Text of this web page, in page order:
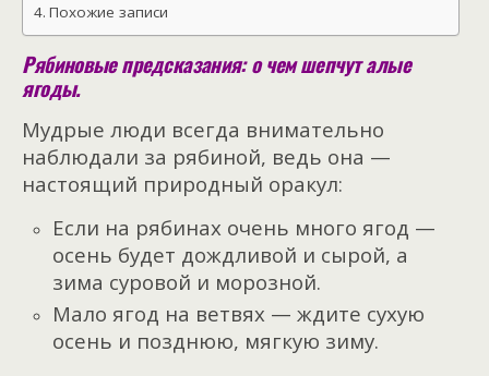
Похожие записи
Рябиновые предсказания: о чем шепчут алые
ягоды.
Мудрые люди всегда внимательно
наблюдали за рябиной, ведь она —
настоящий природный оракул:
Если на рябинах очень много ягод —
осень будет дождливой и сырой, а
зима суровой и морозной.
Мало ягод на ветвях — ждите сухую
осень и позднюю, мягкую зиму.